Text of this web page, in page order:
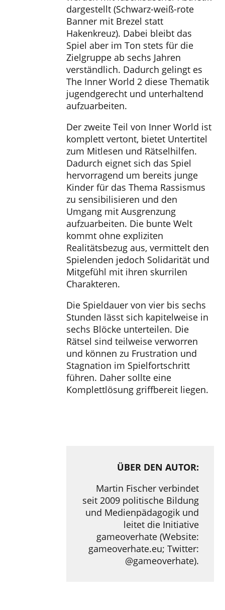
dargestellt (Schwarz-weiß-rote
Banner mit Brezel statt
Hakenkreuz). Dabei bleibt das
Spiel aber im Ton stets für die
Zielgruppe ab sechs Jahren
verständlich. Dadurch gelingt es
The Inner World 2 diese Thematik
jugendgerecht und unterhaltend
aufzuarbeiten.
Der zweite Teil von Inner World ist
komplett vertont, bietet Untertitel
zum Mitlesen und Rätselhilfen.
Dadurch eignet sich das Spiel
hervorragend um bereits junge
Kinder für das Thema Rassismus
zu sensibilisieren und den
Umgang mit Ausgrenzung
aufzuarbeiten. Die bunte Welt
kommt ohne expliziten
Realitätsbezug aus, vermittelt den
Spielenden jedoch Solidarität und
Mitgefühl mit ihren skurrilen
Charakteren.
Die Spieldauer von vier bis sechs
Stunden lässt sich kapitelweise in
sechs Blöcke unterteilen. Die
Rätsel sind teilweise verworren
und können zu Frustration und
Stagnation im Spielfortschritt
führen. Daher sollte eine
Komplettlösung griffbereit liegen.
ÜBER DEN AUTOR:
Martin Fischer verbindet
seit 2009 politische Bildung
und Medienpädagogik und
leitet die Initiative
gameoverhate (Website:
gameoverhate.eu; Twitter:
@gameoverhate).